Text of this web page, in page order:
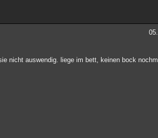
nicht auswendig. liege im bett, keinen bock